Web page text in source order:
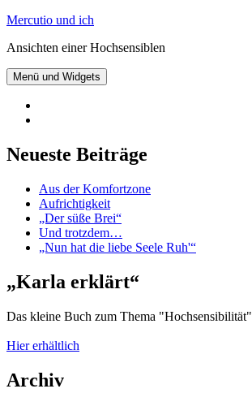
Zum
springen
Mercutio und ich
Ansichten einer Hochsensiblen
Menü und Widgets
Neueste Beiträge
Aus der Komfortzone
Aufrichtigkeit
„Der süße Brei“
Und trotzdem…
„Nun hat die liebe Seele Ruh'“
„Karla erklärt“
Das kleine Buch zum Thema "Hochsensibilität"
Hier erhältlich
Archiv